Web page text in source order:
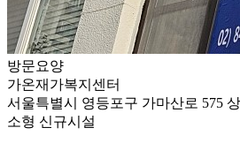
방문요양
가온재가복지센터
서울특별시 영등포구 가마산로 575
소형 신규시설